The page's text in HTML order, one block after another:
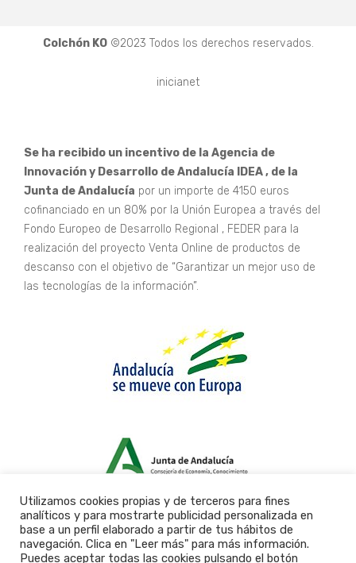
Colchón KO©2023 Todos los derechos reservados.
inicianet
Se ha recibido un incentivo de la Agencia de
Innovación y Desarrollo de Andalucía IDEA , de la
Junta de Andalucía por un importe de 4150 euros
cofinanciado en un 80% por la Unión Europea a través del
Fondo Europeo de Desarrollo Regional , FEDER para la
realización del proyecto Venta Online de productos de
descanso con el objetivo de “Garantizar un mejor uso de
las tecnologías de la información”.
Utilizamos cookies propias y de terceros para fines
analíticos y para mostrarte publicidad personalizada en
base a un perfil elaborado a partir de tus hábitos de
navegación. Clica en "Leer más" para más información.
Puedes aceptar todas las cookies pulsando el botón